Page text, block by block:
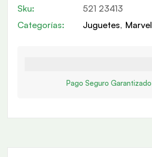
Sku:
521 23413
Categorías:
Juguetes, Marvel
Pago Seguro Garantizado